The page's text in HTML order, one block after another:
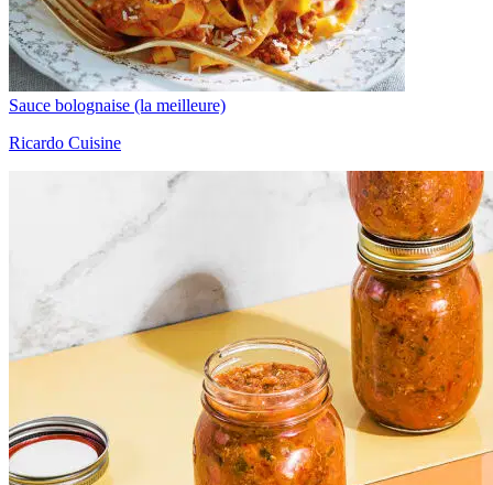
Sauce bolognaise (la meilleure)
Ricardo Cuisine